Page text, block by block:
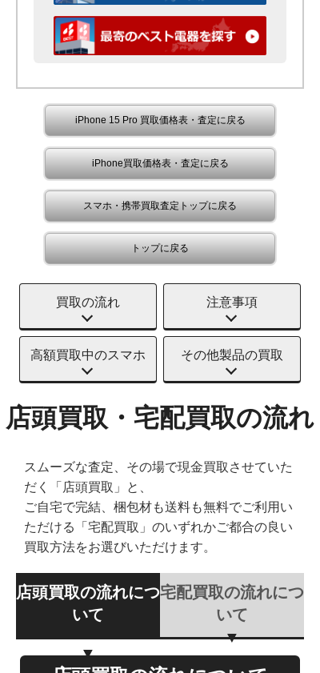
iPhone 15 Pro 買取価格表・査定に戻る
iPhone買取価格表・査定に戻る
スマホ・携帯買取査定トップに戻る
トップに戻る
買取の流れ 注意事項
高額買取中のスマホ その他製品の買取
店頭買取・宅配買取の流れ
スムーズな査定、その場で現金買取させていた
だく「店頭買取」と、
ご自宅で完結、梱包材も送料も無料でご利用い
ただける「宅配買取」のいずれかご都合の良い
買取方法をお選びいただけます。
店頭買取の流れにつ
いて
宅配買取の流れにつ
いて